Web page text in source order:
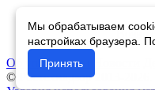
Об управлении
© Ростехнадзор 2013-
Мы обрабатываем
настройках браузера.
Принять